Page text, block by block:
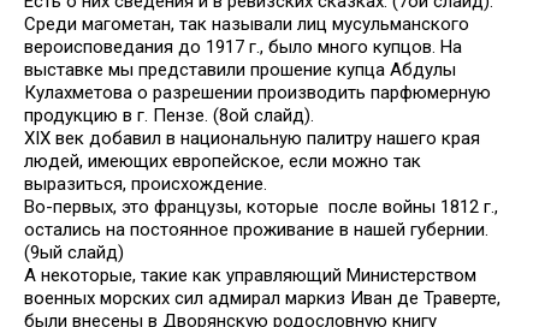
Среди магометан, так называли лиц мусульманского
вероисповедания до 1917 г., было много купцов. На
выставке мы представили прошение купца Абдулы
Кулахметова о разрешении производить парфюмерную
продукцию в г. Пензе. (8ой слайд).
XIX век добавил в национальную палитру нашего края
людей, имеющих европейское, если можно так
выразиться, происхождение.
Во-первых, это французы, которые после войны 1812 г.,
остались на постоянное проживание в нашей губернии.
(9ый слайд)
А некоторые, такие как управляющий Министерством
военных морских сил адмирал маркиз Иван де Траверте,
были внесены в Дворянскую родословную книгу